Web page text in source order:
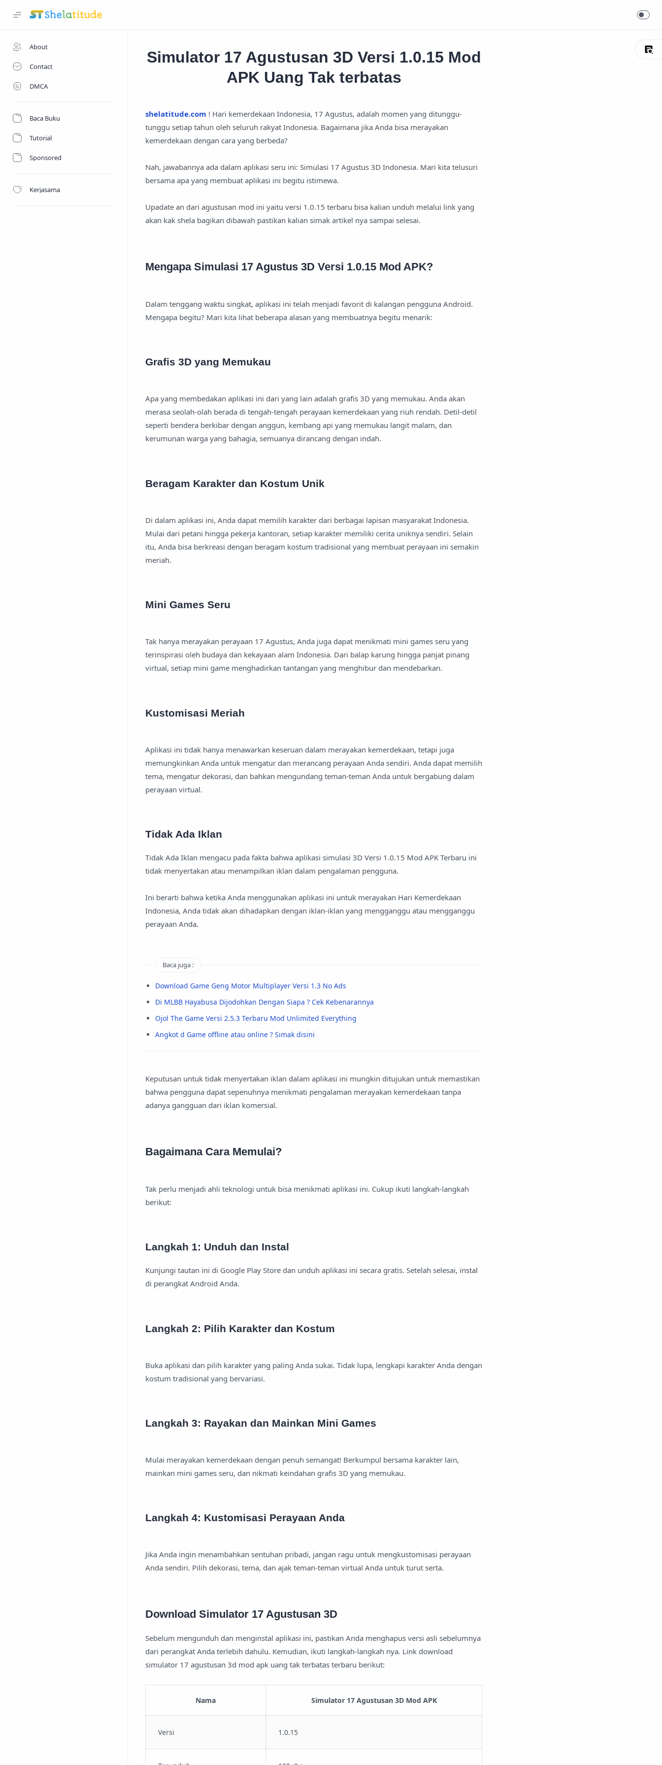
About
Contact
DMCA
Baca Buku
Tutorial
Sponsored
Kerjasama
Simulator 17 Agustusan 3D Versi 1.0.15 Mod
APK Uang Tak terbatas
shelatitude.com ! Hari kemerdekaan Indonesia, 17 Agustus, adalah momen yang ditunggu-
tunggu setiap tahun oleh seluruh rakyat Indonesia. Bagaimana jika Anda bisa merayakan
kemerdekaan dengan cara yang berbeda?
Nah, jawabannya ada dalam aplikasi seru ini: Simulasi 17 Agustus 3D Indonesia. Mari kita telusuri
bersama apa yang membuat aplikasi ini begitu istimewa.
Upadate an dari agustusan mod ini yaitu versi 1.0.15 terbaru bisa kalian unduh melalui link yang
akan kak shela bagikan dibawah pastikan kalian simak artikel nya sampai selesai.
Mengapa Simulasi 17 Agustus 3D Versi 1.0.15 Mod APK?
Dalam tenggang waktu singkat, aplikasi ini telah menjadi favorit di kalangan pengguna Android.
Mengapa begitu? Mari kita lihat beberapa alasan yang membuatnya begitu menarik:
Grafis 3D yang Memukau
Apa yang membedakan aplikasi ini dari yang lain adalah grafis 3D yang memukau. Anda akan
merasa seolah-olah berada di tengah-tengah perayaan kemerdekaan yang riuh rendah. Detil-detil
seperti bendera berkibar dengan anggun, kembang api yang memukau langit malam, dan
kerumunan warga yang bahagia, semuanya dirancang dengan indah.
Beragam Karakter dan Kostum Unik
Di dalam aplikasi ini, Anda dapat memilih karakter dari berbagai lapisan masyarakat Indonesia.
Mulai dari petani hingga pekerja kantoran, setiap karakter memiliki cerita uniknya sendiri. Selain
itu, Anda bisa berkreasi dengan beragam kostum tradisional yang membuat perayaan ini semakin
meriah.
Mini Games Seru
Tak hanya merayakan perayaan 17 Agustus, Anda juga dapat menikmati mini games seru yang
terinspirasi oleh budaya dan kekayaan alam Indonesia. Dari balap karung hingga panjat pinang
virtual, setiap mini game menghadirkan tantangan yang menghibur dan mendebarkan.
Kustomisasi Meriah
Aplikasi ini tidak hanya menawarkan keseruan dalam merayakan kemerdekaan, tetapi juga
memungkinkan Anda untuk mengatur dan merancang perayaan Anda sendiri. Anda dapat memilih
tema, mengatur dekorasi, dan bahkan mengundang teman-teman Anda untuk bergabung dalam
perayaan virtual.
Tidak Ada Iklan
Tidak Ada Iklan mengacu pada fakta bahwa aplikasi simulasi 3D Versi 1.0.15 Mod APK Terbaru ini
tidak menyertakan atau menampilkan iklan dalam pengalaman pengguna.
Ini berarti bahwa ketika Anda menggunakan aplikasi ini untuk merayakan Hari Kemerdekaan
Indonesia, Anda tidak akan dihadapkan dengan iklan-iklan yang mengganggu atau mengganggu
perayaan Anda.
Baca juga :
Download Game Geng Motor Multiplayer Versi 1.3 No Ads
Di MLBB Hayabusa Dijodohkan Dengan Siapa ? Cek Kebenarannya
Ojol The Game Versi 2.5.3 Terbaru Mod Unlimited Everything
Angkot d Game offline atau online ? Simak disini
Keputusan untuk tidak menyertakan iklan dalam aplikasi ini mungkin ditujukan untuk memastikan
bahwa pengguna dapat sepenuhnya menikmati pengalaman merayakan kemerdekaan tanpa
adanya gangguan dari iklan komersial.
Bagaimana Cara Memulai?
Tak perlu menjadi ahli teknologi untuk bisa menikmati aplikasi ini. Cukup ikuti langkah-langkah
berikut:
Langkah 1: Unduh dan Instal
Kunjungi tautan ini di Google Play Store dan unduh aplikasi ini secara gratis. Setelah selesai, instal
di perangkat Android Anda.
Langkah 2: Pilih Karakter dan Kostum
Buka aplikasi dan pilih karakter yang paling Anda sukai. Tidak lupa, lengkapi karakter Anda dengan
kostum tradisional yang bervariasi.
Langkah 3: Rayakan dan Mainkan Mini Games
Mulai merayakan kemerdekaan dengan penuh semangat! Berkumpul bersama karakter lain,
mainkan mini games seru, dan nikmati keindahan grafis 3D yang memukau.
Langkah 4: Kustomisasi Perayaan Anda
Jika Anda ingin menambahkan sentuhan pribadi, jangan ragu untuk mengkustomisasi perayaan
Anda sendiri. Pilih dekorasi, tema, dan ajak teman-teman virtual Anda untuk turut serta.
Download Simulator 17 Agustusan 3D
Sebelum mengunduh dan menginstal aplikasi ini, pastikan Anda menghapus versi asli sebelumnya
dari perangkat Anda terlebih dahulu. Kemudian, ikuti langkah-langkah nya. Link download
simulator 17 agustusan 3d mod apk uang tak terbatas terbaru berikut:
Nama Simulator 17 Agustusan 3D Mod APK
Versi 1.0.15